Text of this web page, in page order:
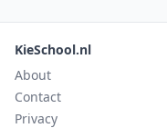
KieSchool.nl
About
Contact
Privacy